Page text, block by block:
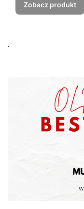
Zobacz produkt